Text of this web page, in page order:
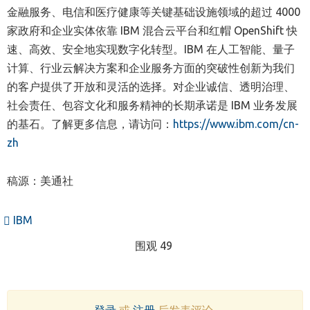
金融服务、电信和医疗健康等关键基础设施领域的超过 4000
家政府和企业实体依靠 IBM 混合云平台和红帽 OpenShift 快
速、高效、安全地实现数字化转型。IBM 在人工智能、量子
计算、行业云解决方案和企业服务方面的突破性创新为我们
的客户提供了开放和灵活的选择。对企业诚信、透明治理、
社会责任、包容文化和服务精神的长期承诺是 IBM 业务发展
的基石。了解更多信息，请访问： https://www.ibm.com/cn-
zh
稿源：美通社
IBM
围观 49